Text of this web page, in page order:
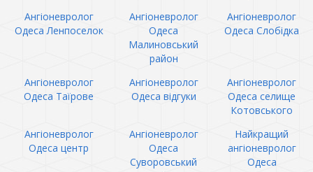
Ангіоневролог
Одеса Ленпоселок
Ангіоневролог
Одеса
Малиновський
район
Ангіоневролог
Одеса Слобідка
Ангіоневролог
Одеса Таїрове
Ангіоневролог
Одеса відгуки
Ангіоневролог
Одеса селище
Котовського
Ангіоневролог
Одеса центр
Ангіоневролог
Одеса
Суворовський
Найкращий
ангіоневролог
Одеса